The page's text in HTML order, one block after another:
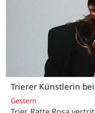
Trierer Künstlerin
Gestern